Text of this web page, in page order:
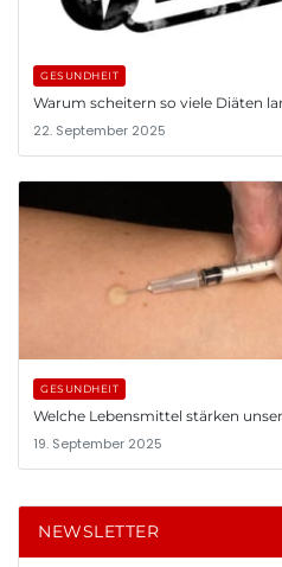
GESUNDHEIT
Warum scheitern so viele Diäten
22. September 2025
GESUNDHEIT
Welche Lebensmittel stärken
19. September 2025
NEWSLETTER